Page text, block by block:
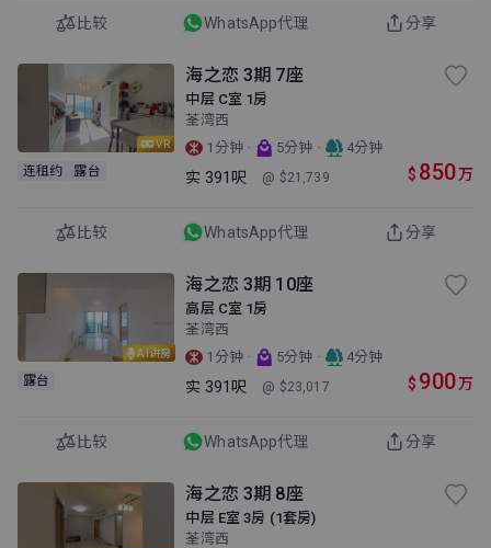
比较 WhatsApp代理 分享
VR
连租约 露台
海之恋 3期 7座
中层 C室 1房
荃湾西
1分钟 · 5分钟 · 4分钟
实 391呎 @ $21,739 $ 850万
比较 WhatsApp代理 分享
AI讲房
露台
海之恋 3期 10座
高层 C室 1房
荃湾西
1分钟 · 5分钟 · 4分钟
实 391呎 @ $23,017 $ 900万
比较 WhatsApp代理 分享
海之恋 3期 8座
中层 E室 3房 (1套房)
荃湾西